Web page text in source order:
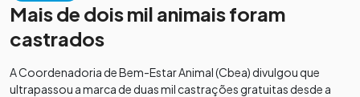
Mais de dois mil animais foram
castrados
A Coordenadoria de Bem-Estar Animal (Cbea) divulgou que
ultrapassou a marca de duas mil castrações gratuitas desde a